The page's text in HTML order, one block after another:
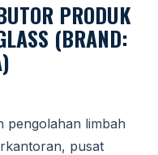
PRODUK
(BRAND:
pengolahan limbah
pusat